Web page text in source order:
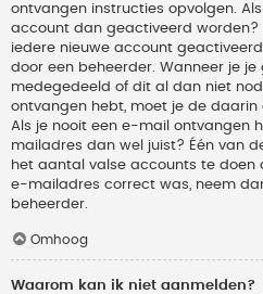
ontvangen instructies opvolgen.
account dan geactiveerd worden?
iedere nieuwe account
door een beheerder. Wanneer je
medegedeeld of dit al dan niet
ontvangen hebt, moet je de daarin
Als je nooit een e-mail ontvangen
mailadres dan wel juist? Één van
het aantal valse accounts te doen
e-mailadres correct was, neem
beheerder.
Omhoog
Waarom kan ik niet aanmelden?